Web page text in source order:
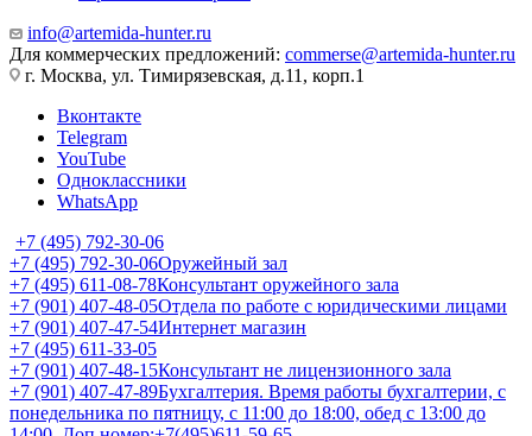
info@artemida-hunter.ru
Для коммерческих предложений: commerse@artemida-hunter.ru
г. Москва, ул. Тимирязевская, д.11, корп.1
Вконтакте
Telegram
YouTube
Одноклассники
WhatsApp
+7 (495) 792-30-06
+7 (495) 792-30-06Оружейный зал
+7 (495) 611-08-78Консультант оружейного зала
+7 (901) 407-48-05Отдела по работе с юридическими лицами
+7 (901) 407-47-54Интернет магазин
+7 (495) 611-33-05
+7 (901) 407-48-15Консультант не лицензионного зала
+7 (901) 407-47-89Бухгалтерия. Время работы бухгалтерии, с
понедельника по пятницу, с 11:00 до 18:00, обед с 13:00 до